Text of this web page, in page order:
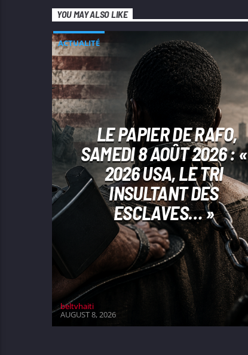
YOU MAY ALSO LIKE
ACTUALITÉ
LE PAPIER DE RAFO,
SAMEDI 8 AOÛT 2026 : «
2026 USA, LE TRI
INSULTANT DES
ESCLAVES… »
beltvhaiti
AUGUST 8, 2026